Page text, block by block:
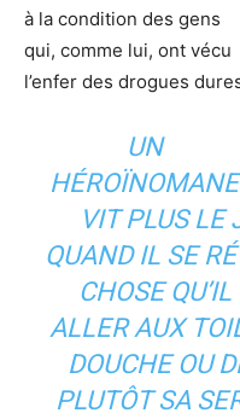
à la condition des gens
qui, comme lui, ont vécu
l’enfer des drogues
UN
HÉROÏNOMANE
VIT PLUS LE
QUAND IL SE
CHOSE
ALLER AUX
DOUCHE OU
PLUTÔT SA